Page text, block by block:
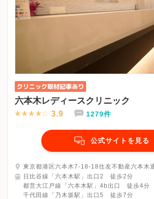
六本木レディースクリニック
3.9 1279件
公式サイトを見る
東京都港区六本木7-18-18住友不動産六本木
日比谷線「六本木駅」出口2 徒歩2分
都営大江戸線「六本木駅」4b出口 徒歩4分
千代田線「乃木坂駅」出口5 徒歩7分